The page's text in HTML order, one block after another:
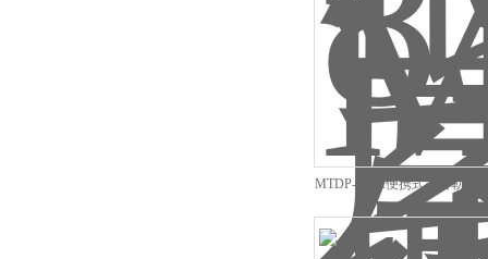
MTDP-101H便携式多普勒流